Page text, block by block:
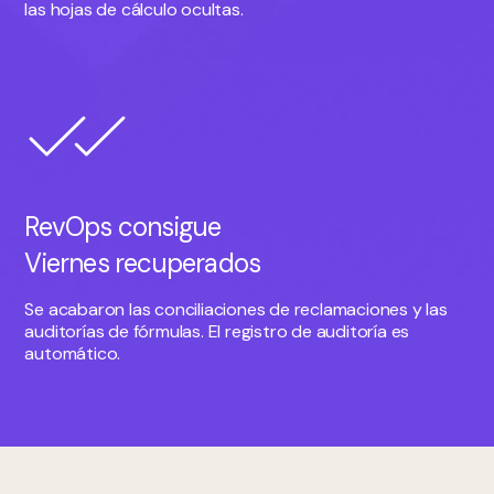
las hojas de cálculo ocultas.
RevOps consigue
Viernes recuperados
Se acabaron las conciliaciones de reclamaciones y las
auditorías de fórmulas. El registro de auditoría es
automático.